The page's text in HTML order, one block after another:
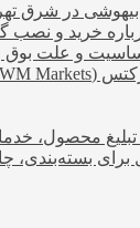
در شرق
خرید و نصب
و علت بوق
تبلیغ محصول،
برای